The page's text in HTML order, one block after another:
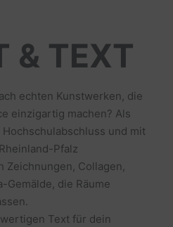
& TEXT
echten Kunstwerken, die
einzigartig machen? Als
und mit
Pfalz
Zeichnungen, Collagen,
die Räume
Text für dein